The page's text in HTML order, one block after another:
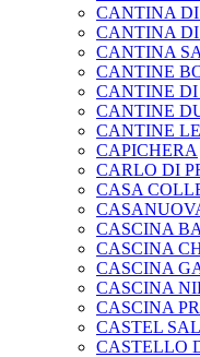
CANTINA
CANTINA
CANTINA
CANTINE
CANTINE
CANTINE
CANTINE
CAPICHERA
CARLO DI
CASA
CASCINA
CASCINA
CASCINA
CASCINA
CASCINA
CASTEL
CASTELLO